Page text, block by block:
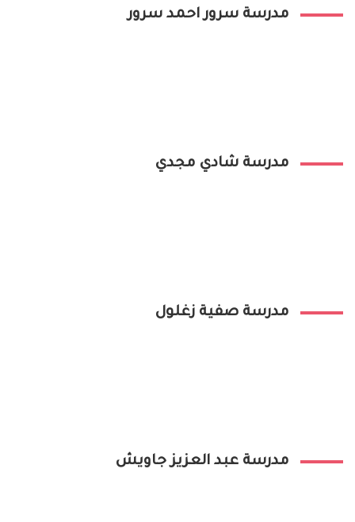
مدرسة سرور احمد سرور
مدرسة شادي مجدي
مدرسة صفية زغلول
مدرسة عبد العزيز جاويش